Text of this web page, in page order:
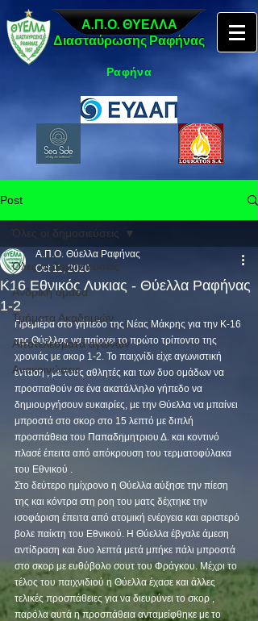
Α.Π.Ο. ΘΥΕΛΛΑ
Διασταύρωσης Ραφήνας
Ραφήνα
Post
Όλες οι δημοσιεύσεις
Ανδρική ομάδα
Τμήματα Ακαδημιών
Αποτελέσματα αγώνων
Ανακοινώσεις
Όλες οι δημοσιεύσεις
Κ16 Εθνικός Λυκιας - Θύελλα Ραφήνας
1-2
Α.Π.Ο. Θύελλα Ραφήνας
Oct 11, 2020
Πρεμιέρα στο γήπεδο της Νέας Μάκρης για την Κ-16
της Θύελλας να παίρνει το πρώτο τρίποντο της
χρονιάς με σκορ 1-2. Το παιχνίδι είχε αγωνιστική
ένταση , με τους αθλητές και των δυο ομάδων να
προσπαθούν σε ένα ακατάλληλο γήπεδο να
δημιουργήσουν ευκαιρίες, με την Θύελλα να μπαίνει
μπροστά στο σκορ στο 15 λεπτό με διπλή
προσπάθεια του Παπαδημητριου Δ. και κοντινό
πλασέ έπειτα από απόκρουση του τερματοφύλακα
του Εθνικού .
Στο δεύτερο ημίχρονο η Θύελλα αύξησε την πίεση
της και κόντρα στη ροη του ματς δέχτηκε την
ισοφάριση έπειτα από ατομική ενέργεια και αριστερό
βολε παίκτη του Εθνικού. Η Θύελλα έβγαλε άμεση
αντίδραση και δυο λεπτά μετά μπήκε πάλι μπροστά
στο σκορ με ευθύβολο σουτ του Φράγκου. Μέχρι το
τέλος του παιχνιδιού η Θύελλα έχασε και άλλες
τελικές προσπάθειες για να διευρύνει το σκορ ,
παρόλα αυτά η προσπάθεια ανταμείφθηκε με το